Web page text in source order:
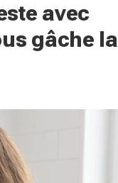
avec
gâche la